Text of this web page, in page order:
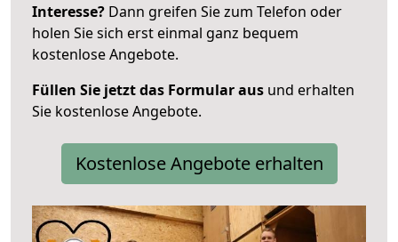
Interesse? Dann greifen Sie zum Telefon oder
holen Sie sich erst einmal ganz bequem
kostenlose Angebote.
Füllen Sie jetzt das Formular aus und erhalten
Sie kostenlose Angebote.
Kostenlose Angebote erhalten